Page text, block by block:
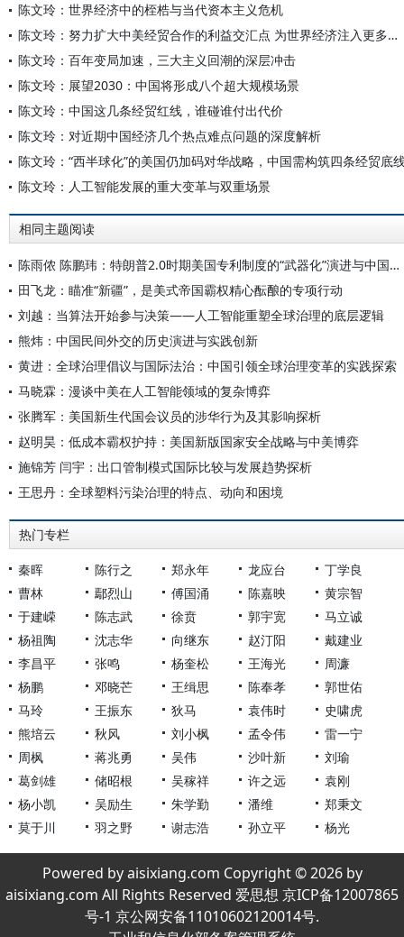
陈文玲：世界经济中的桎梏与当代资本主义危机
陈文玲：努力扩大中美经贸合作的利益交汇点 为世界经济注入更多的确定性与稳定性
陈文玲：百年变局加速，三大主义回潮的深层冲击
陈文玲：展望2030：中国将形成八个超大规模场景
陈文玲：中国这几条经贸红线，谁碰谁付出代价
陈文玲：对近期中国经济几个热点难点问题的深度解析
陈文玲：“西半球化”的美国仍加码对华战略，中国需构筑四条经贸底
陈文玲：人工智能发展的重大变革与双重场景
相同主题阅读
陈雨侬 陈鹏玮：特朗普2.0时期美国专利制度的“武器化”演进与中国应对
田飞龙：瞄准“新疆”，是美式帝国霸权精心酝酿的专项行动
刘越：当算法开始参与决策——人工智能重塑全球治理的底层逻辑
熊炜：中国民间外交的历史演进与实践创新
黄进：全球治理倡议与国际法治：中国引领全球治理变革的实践探索
马晓霖：漫谈中美在人工智能领域的复杂博弈
张腾军：美国新生代国会议员的涉华行为及其影响探析
赵明昊：低成本霸权护持：美国新版国家安全战略与中美博弈
施锦芳 闫宇：出口管制模式国际比较与发展趋势探析
王思丹：全球塑料污染治理的特点、动向和困境
热门专栏
秦晖 陈行之 郑永年 龙应台
丁学良
曹林
鄢烈山 傅国涌 陈嘉映
黄宗智
于建嵘
陈志武 徐贲 郭宇宽
马立诚
杨祖陶
沈志华 向继东 赵汀阳
戴建业
李昌平
张鸣 杨奎松 王海光
周濂
杨鹏
邓晓芒 王缉思 陈奉孝
郭世佑
马玲
王振东 狄马 袁伟时
史啸虎
熊培云
秋风 刘小枫 孟令伟
雷一宁
周枫
蒋兆勇 吴伟 沙叶新
刘瑜
葛剑雄
储昭根 吴稼祥 许之远
袁刚
杨小凯
吴励生 朱学勤 潘维
郑秉文
莫于川
羽之野 谢志浩 孙立平 杨光
Powered by aisixiang.com Copyright © 2026 by
aisixiang.com All Rights Reserved 爱思想 京ICP备12007865
号-1 京公网安备11010602120014号.